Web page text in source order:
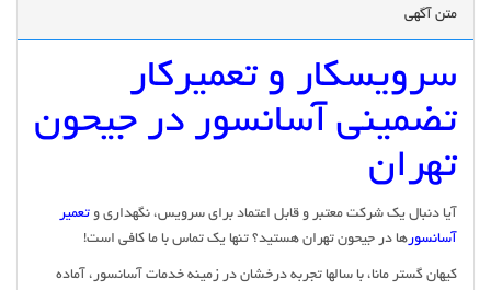
متن آگهی
سرویسکار و تعمیرکار
تضمینی آسانسور در جیحون
تهران
آیا دنبال یک شرکت معتبر و قابل اعتماد برای سرویس، نگهداری و تعمیر
آسانسور ها در جیحون تهران هستید؟ تنها یک تماس با ما کافی است!
کیهان گستر مانا، با سالها تجربه درخشان در زمینه خدمات آسانسور، آماده